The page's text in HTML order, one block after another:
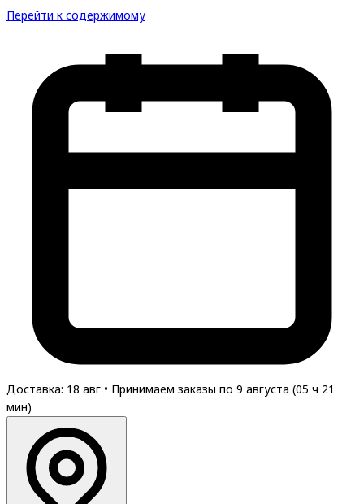
Перейти к содержимому
Доставка: 18 авг • Принимаем заказы по 9 августа (05 ч 21
мин)